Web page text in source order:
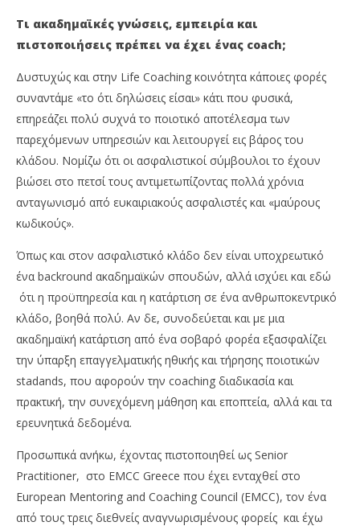
Τι ακαδημαϊκές γνώσεις, εμπειρία και
πιστοποιήσεις πρέπει να έχει ένας coach;
Δυστυχώς και στην Life Coaching κοινότητα κάποιες φορές
συναντάμε «το ότι δηλώσεις είσαι» κάτι που φυσικά,
επηρεάζει πολύ συχνά το ποιοτικό αποτέλεσμα των
παρεχόμενων υπηρεσιών και λειτουργεί εις βάρος του
κλάδου. Νομίζω ότι οι ασφαλιστικοί σύμβουλοι το έχουν
βιώσει στο πετσί τους αντιμετωπίζοντας πολλά χρόνια
ανταγωνισμό από ευκαιριακούς ασφαλιστές και «μαύρους
κωδικούς».
Όπως και στον ασφαλιστικό κλάδο δεν είναι υποχρεωτικό
ένα backround ακαδημαϊκών σπουδών, αλλά ισχύει και εδώ
ότι η προϋπηρεσία και η κατάρτιση σε ένα ανθρωποκεντρικό
κλάδο, βοηθά πολύ. Αν δε, συνοδεύεται και με μια
ακαδημαϊκή κατάρτιση από ένα σοβαρό φορέα εξασφαλίζει
την ύπαρξη επαγγελματικής ηθικής και τήρησης ποιοτικών
stadands, που αφορούν την coaching διαδικασία και
πρακτική, την συνεχόμενη μάθηση και εποπτεία, αλλά και τα
ερευνητικά δεδομένα.
Προσωπικά ανήκω, έχοντας πιστοποιηθεί ως Senior
Practitioner, στο EMCC Greece που έχει ενταχθεί στο
European Mentoring and Coaching Council (EMCC), τον ένα
από τους τρεις διεθνείς αναγνωρισμένους φορείς και έχω